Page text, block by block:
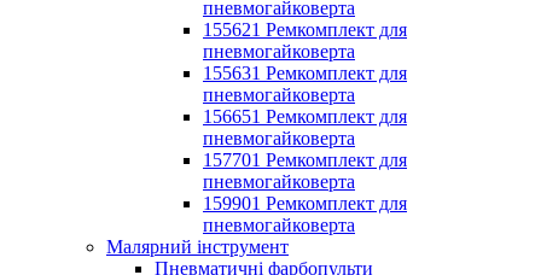
пневмогайковерта
155621 Ремкомплект для
пневмогайковерта
155631 Ремкомплект для
пневмогайковерта
156651 Ремкомплект для
пневмогайковерта
157701 Ремкомплект для
пневмогайковерта
159901 Ремкомплект для
пневмогайковерта
Малярний інструмент
Пневматичні фарбопульти